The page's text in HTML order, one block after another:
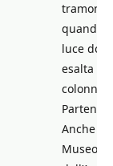
quando
luce
esalta le
colonne
Anche il
Museo